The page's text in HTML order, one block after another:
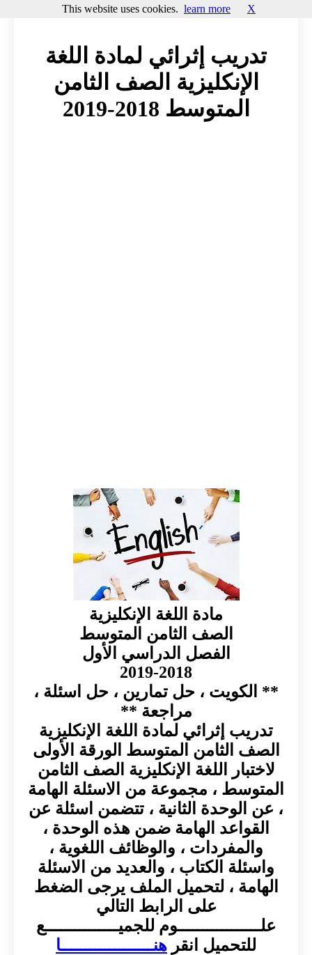
تدريب إثرائي لمادة اللغة
الإنكليزية الصف الثامن
المتوسط 2018-2019
مادة اللغة الإنكليزية
الصف الثامن المتوسط
الفصل الدراسي الأول
2019-2018
** الكويت ، حل تمارين ، حل اسئلة ،
مراجعة **
تدريب إثرائي لمادة اللغة الإنكليزية
الصف الثامن المتوسط الورقة الأولى
لاختبار اللغة الإنكليزية الصف الثامن
المتوسط ، مجموعة من الاسئلة الهامة
، عن الوحدة الثانية ، تتضمن اسئلة عن
القواعد الهامة ضمن هذه الوحدة ،
والمفردات ، والوظائف اللغوية ،
واسئلة الكتاب ، والعديد من الاسئلة
الهامة ، لتحميل الملف يرجى الضغط
على الرابط التالي
علـــــــــــــــــوم للجميـــــــــــــــع
للتحميل انقر هنـــــــــــــــــــا
This website uses cookies. learn more X